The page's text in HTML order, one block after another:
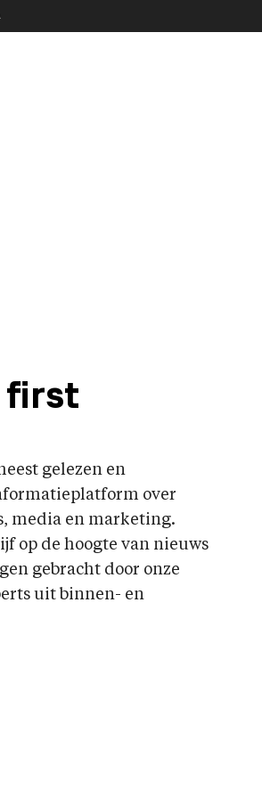
first
gelezen en
over
media en marketing.
op de hoogte van nieuws
gebracht door onze
uit binnen- en